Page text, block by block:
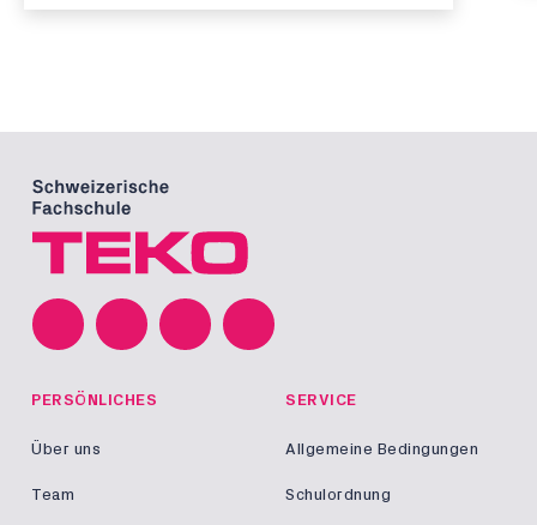
PERSÖNLICHES
Über uns
Team
SERVICE
Allgemeine Bedingungen
Schulordnung